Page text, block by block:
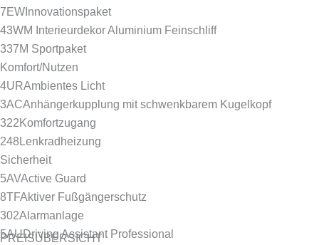
7EW Innovationspaket
43WM Interieurdekor Aluminium Feinschliff
337M Sportpaket
Komfort/Nutzen
4URAmbientes Licht
3ACAnhängerkupplung mit schwenkbarem Kugelkopf
322 Komfortzugang
248 Lenkradheizung
Sicherheit
5AVActive Guard
8TFAktiver Fußgängerschutz
302Alarmanlage
5AUDriving Assistant Professional
PREISÜBERSICHT